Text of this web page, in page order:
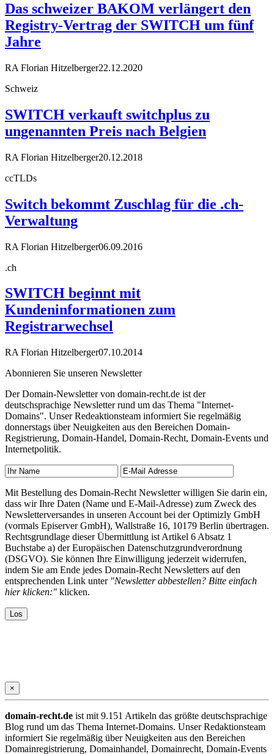
Das schweizer BAKOM verlängert den
Registry-Vertrag der SWITCH um fünf
Jahre
RA Florian Hitzelberger22.12.2020
Schweiz
SWITCH verkauft switchplus zu
ungenannten Preis nach Belgien
RA Florian Hitzelberger20.12.2018
ccTLDs
Switch bekommt Zuschlag für die .ch-
Verwaltung
RA Florian Hitzelberger06.09.2016
.ch
SWITCH beginnt mit
Kundeninformationen zum
Registrarwechsel
RA Florian Hitzelberger07.10.2014
Abonnieren Sie unseren Newsletter
Der Domain-Newsletter von domain-recht.de ist der
deutschsprachige Newsletter rund um das Thema "Internet-
Domains". Unser Redeaktionsteam informiert Sie regelmäßig
donnerstags über Neuigkeiten aus den Bereichen Domain-
Registrierung, Domain-Handel, Domain-Recht, Domain-Events und
Internetpolitik.
Mit Bestellung des Domain-Recht Newsletter willigen Sie darin ein,
dass wir Ihre Daten (Name und E-Mail-Adresse) zum Zweck des
Newsletterversandes in unseren Account bei der Optimizly GmbH
(vormals Episerver GmbH), Wallstraße 16, 10179 Berlin übertragen.
Rechtsgrundlage dieser Übermittlung ist Artikel 6 Absatz 1
Buchstabe a) der Europäischen Datenschutzgrundverordnung
(DSGVO). Sie können Ihre Einwilligung jederzeit widerrufen,
indem Sie am Ende jedes Domain-Recht Newsletters auf den
entsprechenden Link unter "Newsletter abbestellen? Bitte einfach
hier klicken:" klicken.
×
domain-recht.de ist mit 9.151 Artikeln das größte deutschsprachige
Blog rund um das Thema Internet-Domains. Unser Redaktionsteam
informiert Sie regelmäßig über Neuigkeiten aus den Bereichen
Domainregistrierung, Domainhandel, Domainrecht, Domain-Events